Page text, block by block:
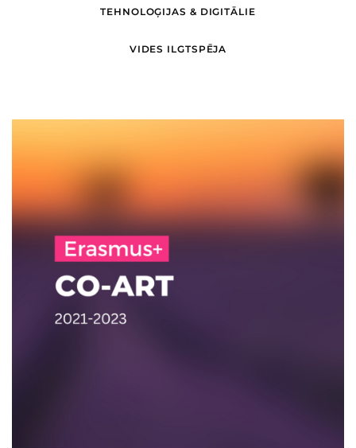
TEHNOLOĢIJAS & DIGITĀLIE
VIDES ILGTSPĒJA